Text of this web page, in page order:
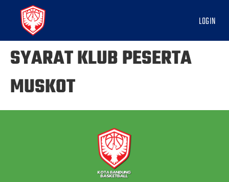
LOGIN
SYARAT KLUB PESERTA
MUSKOT